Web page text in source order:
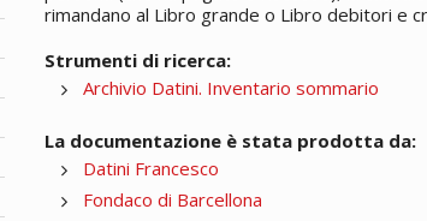
rimandano al Libro grande o Libro debitori e
Strumenti di ricerca:
Archivio Datini. Inventario sommario
La documentazione è stata prodotta da:
Datini Francesco
Fondaco di Barcellona